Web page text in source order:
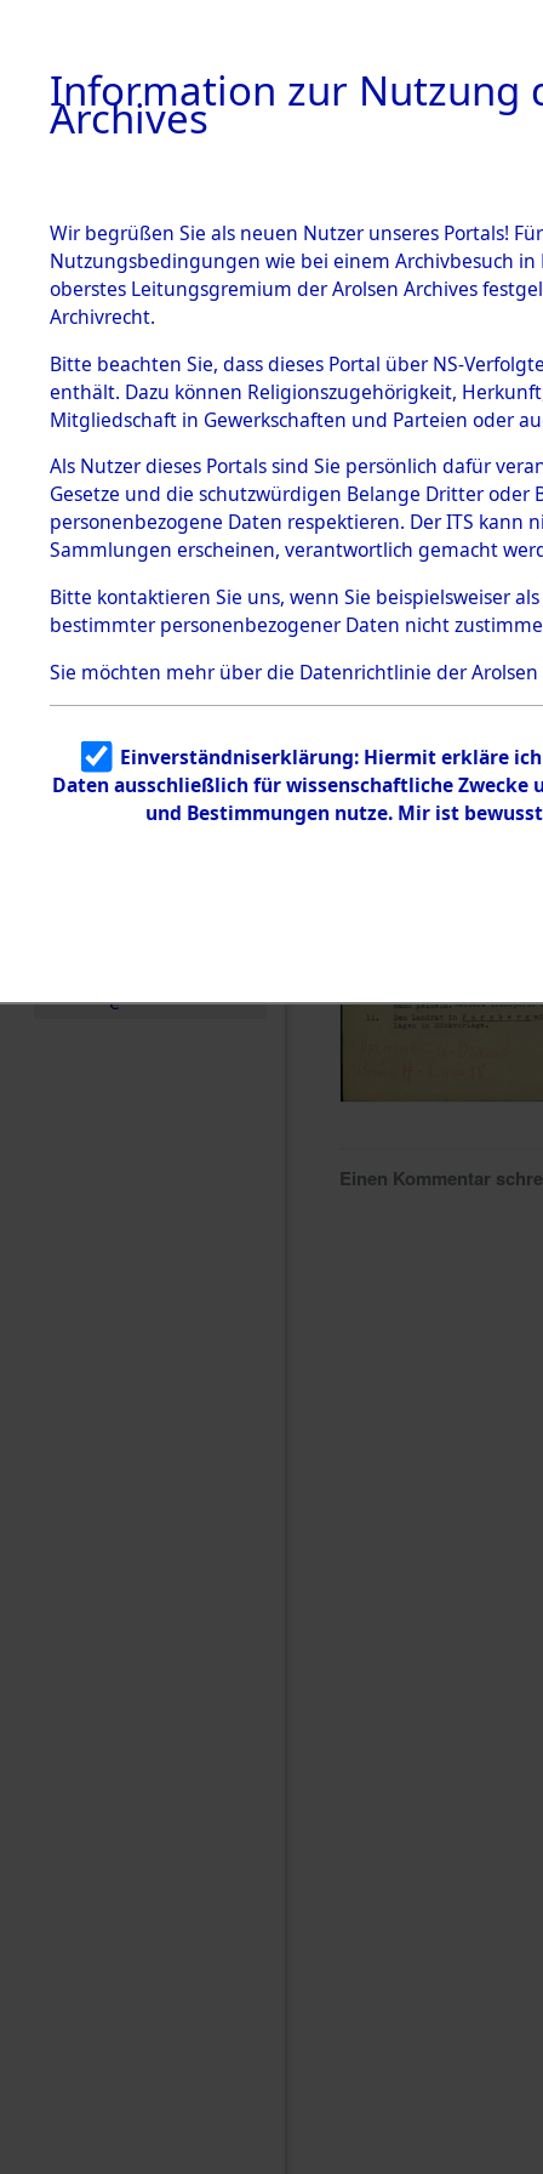
BESTÄNDE
1.
mente
5. Verschiedenes
5.3
Todesmärsche
5.3.1 Alliierte
Erhebungen
zu
Todesmärsch
en
5.3.2
Identifizierun
5.3.3
Todesmärsch
e
von
Einen Kommentar
Information zur Nutzung
Archives
Wir begrüßen Sie als neuen Nutzer unseres Portals!
Nutzungsbedingungen wie bei einem Archivbesuch
oberstes Leitungsgremium der Arolsen Archives
Archivrecht.
Bitte beachten Sie, dass dieses Portal über NS-
enthält. Dazu können Religionszugehörigkeit,
Mitgliedschaft in Gewerkschaften und Parteien oder
Als Nutzer dieses Portals sind Sie persönlich dafür
Gesetze und die schutzwürdigen Belange Dritter
personenbezogene Daten respektieren. Der ITS
Sammlungen erscheinen, verantwortlich gemacht
Bitte kontaktieren Sie uns, wenn Sie beispielsweiser
bestimmter personenbezogener Daten nicht
Sie möchten mehr über die Datenrichtlinie der Arolsen
Einverständniserklärung: Hiermit erkläre
Daten ausschließlich für wissenschaftliche
und Bestimmungen nutze. Mir ist